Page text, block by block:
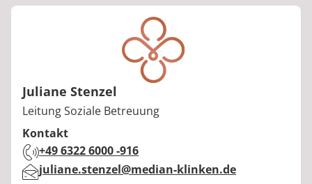
Juliane Stenzel
Berufstitel:
Leitung Soziale Betreuung
Kontakt
Telefon:
+49 6322 6000 -916
E-Mail:juliane.stenzel@median-klinken.de